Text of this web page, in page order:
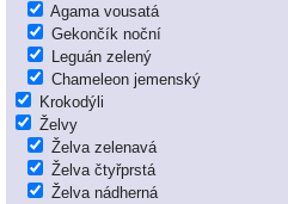
Agama vousatá
Gekončík noční
Leguán zelený
Chameleon jemenský
Krokodýli
Želvy
Želva zelenavá
Želva čtyřprstá
Želva nádherná